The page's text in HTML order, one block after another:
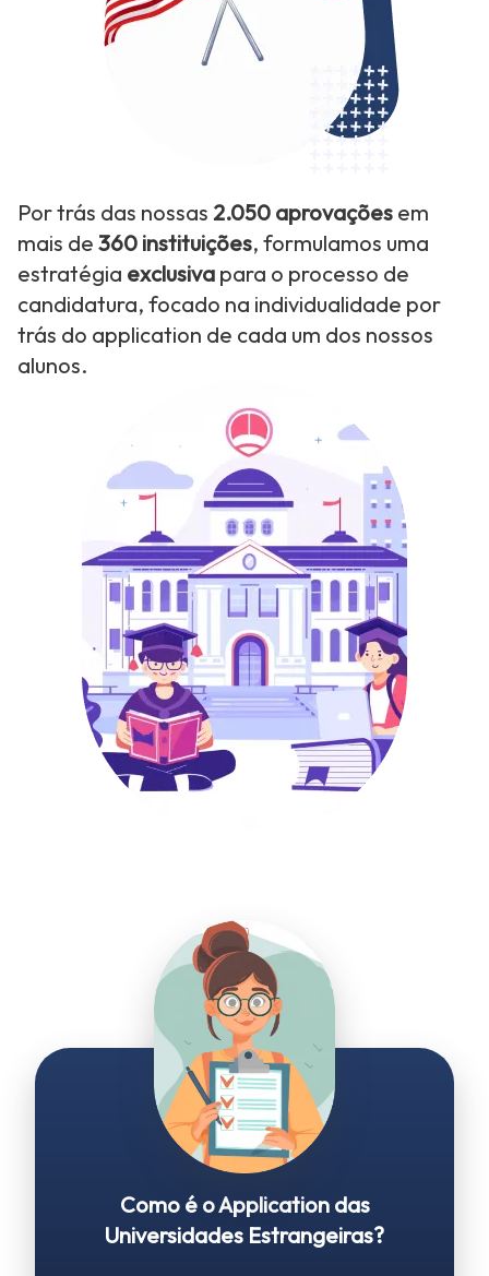
Por trás das nossas 2.050 aprovações em
mais de 360 instituições, formulamos uma
estratégia exclusiva para o processo de
candidatura, focado na individualidade por
trás do application de cada um dos nossos
alunos.
Como é o Application das
Universidades Estrangeiras?